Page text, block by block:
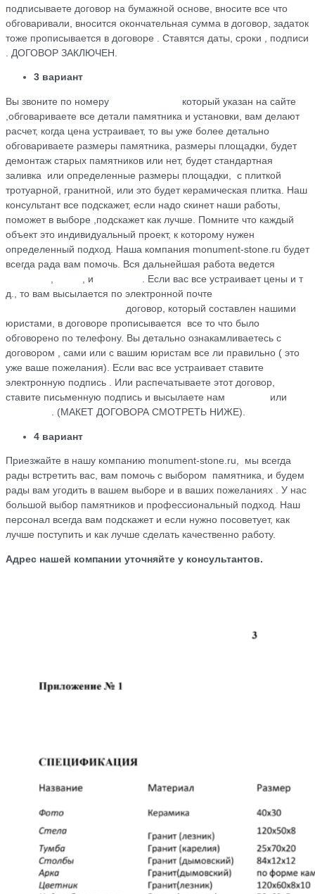
подписываете договор на бумажной основе, вносите все что
обговаривали, вносится окончательная сумма в договор, задаток
тоже прописывается в договоре . Ставятся даты, сроки , подписи
. ДОГОВОР ЗАКЛЮЧЕН.
3 вариант
Вы звоните по номеру
который указан на сайте
,обговариваете все детали памятника и установки, вам делают
расчет, когда цена устраивает, то вы уже более детально
обговариваете размеры памятника, размеры площадки, будет
демонтаж старых памятников или нет, будет стандартная
заливка или определенные размеры площадки, с плиткой
тротуарной, гранитной, или это будет керамическая плитка. Наш
консультант все подскажет, если надо скинет наши работы,
поможет в выборе ,подскажет как лучше. Помните что каждый
объект это индивидуальный проект, к которому нужен
определенный подход. Наша компания monument-stone.ru будет
всегда рада вам помочь. Вся дальнейшая работа ведется
, , и
. Если вас все устраивает цены и т
д., то вам высылается по электронной почте
договор, который cоставлен нашими
юристами, в договоре прописывается все то что было
обговорено по телефону. Вы детально ознакамливаетесь с
договором , сами или с вашим юристам все ли правильно ( это
уже ваше пожелания). Если вас все устраивает ставите
электронную подпись . Или распечатываете этот договор,
ставите письменную подпись и высылаете нам
или
. (МАКЕТ ДОГОВОРА СМОТРЕТЬ НИЖЕ).
4 вариант
Приезжайте в нашу компанию monument-stone.ru, мы всегда
рады встретить вас, вам помочь с выбором памятника, и будем
рады вам угодить в вашем выборе и в ваших пожеланиях . У нас
большой выбор памятников и профессиональный подход. Наш
персонал всегда вам подскажет и если нужно посоветует, как
лучше поступить и как лучше сделать качественно работу.
Адрес нашей компании уточняйте у консультантов.